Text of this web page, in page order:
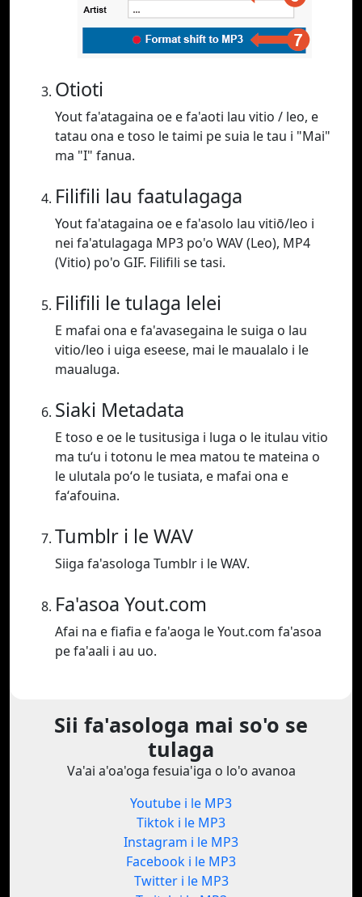
Otioti
Yout fa'atagaina oe e fa'aoti lau vitio / leo, e
tatau ona e toso le taimi pe suia le tau i "Mai"
ma "I" fanua.
Filifili lau faatulagaga
Yout fa'atagaina oe e fa'asolo lau vitiō/leo i
nei fa'atulagaga MP3 po'o WAV (Leo), MP4
(Vitio) po'o GIF. Filifili se tasi.
Filifili le tulaga lelei
E mafai ona e fa'avasegaina le suiga o lau
vitio/leo i uiga eseese, mai le maualalo i le
maualuga.
Siaki Metadata
E toso e oe le tusitusiga i luga o le itulau vitio
ma tuʻu i totonu le mea matou te mateina o
le ulutala poʻo le tusiata, e mafai ona e
faʻafouina.
Tumblr i le WAV
Siiga fa'asologa Tumblr i le WAV.
Fa'asoa Yout.com
Afai na e fiafia e fa'aoga le Yout.com fa'asoa
pe fa'aali i au uo.
Sii fa'asologa mai so'o se
tulaga
Va'ai a'oa'oga fesuia'iga o lo'o avanoa
Youtube i le MP3
Tiktok i le MP3
Instagram i le MP3
Facebook i le MP3
Twitter i le MP3